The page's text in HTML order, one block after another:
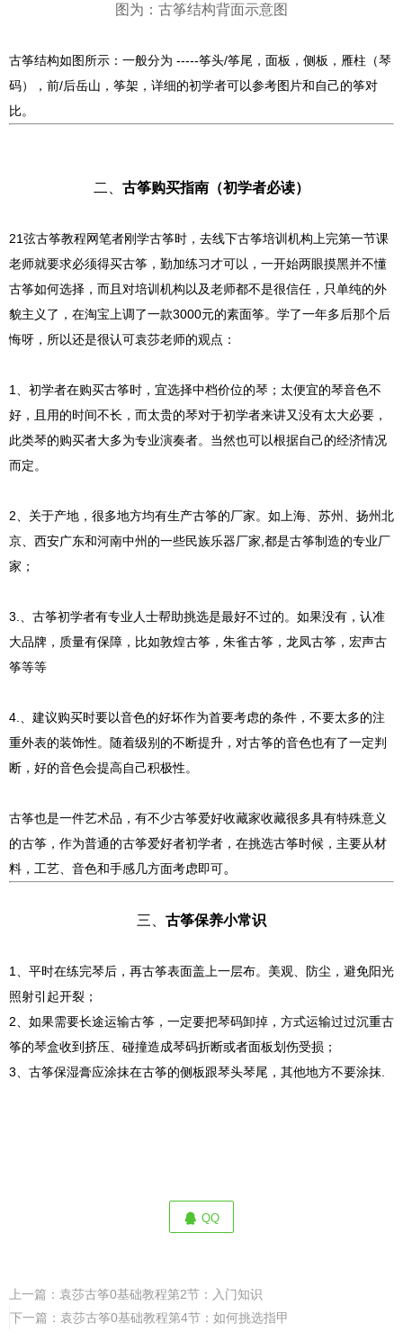
图为：古筝结构背面示意图
古筝结构如图所示：一般分为 -----筝头/筝尾，面板，侧板，雁柱（琴
码），前/后岳山，筝架，详细的初学者可以参考图片和自己的筝对
比。
二、 古筝购买指南（初学者必读）
21弦古筝教程网笔者刚学古筝时，去线下古筝培训机构上完第一节课
老师就要求必须得买古筝，勤加练习才可以，一开始两眼摸黑并不懂
古筝如何选择，而且对培训机构以及老师都不是很信任，只单纯的外
貌主义了，在淘宝上调了一款3000元的素面筝。学了一年多后那个后
悔呀，所以还是很认可袁莎老师的观点：
1、初学者在购买古筝时，宜选择中档价位的琴；太便宜的琴音色不
好，且用的时间不长，而太贵的琴对于初学者来讲又没有太大必要，
此类琴的购买者大多为专业演奏者。当然也可以根据自己的经济情况
而定。
2、关于产地，很多地方均有生产古筝的厂家。如上海、苏州、扬州北
京、西安广东和河南中州的一些民族乐器厂家,都是古筝制造的专业厂
家；
3.、古筝初学者有专业人士帮助挑选是最好不过的。如果没有，认准
大品牌，质量有保障，比如敦煌古筝，朱雀古筝，龙凤古筝，宏声古
筝等等
4.、建议购买时要以音色的好坏作为首要考虑的条件，不要太多的注
重外表的装饰性。随着级别的不断提升，对古筝的音色也有了一定判
断，好的音色会提高自己积极性。
古筝也是一件艺术品，有不少古筝爱好收藏家收藏很多具有特殊意义
的古筝，作为普通的古筝爱好者初学者，在挑选古筝时候，主要从材
料，工艺、音色和手感几方面考虑即可。
三、 古筝保养小常识
1、平时在练完琴后，再古筝表面盖上一层布。美观、防尘，避免阳光
照射引起开裂；
2、如果需要长途运输古筝，一定要把琴码卸掉，方式运输过过沉重古
筝的琴盒收到挤压、碰撞造成琴码折断或者面板划伤受损；
3、古筝保湿膏应涂抹在古筝的侧板跟琴头琴尾，其他地方不要涂抹.
QQ
上一篇： 袁莎古筝0基础教程第2节：入门知识
下一篇： 袁莎古筝0基础教程第4节：如何挑选指甲